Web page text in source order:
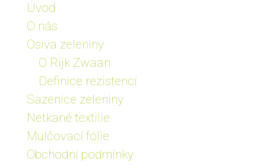
Úvod
O nás
Osiva zeleniny
O Rijk Zwaan
Definice rezistencí
Sazenice zeleniny
Netkané textilie
Mulčovací fólie
Obchodní podmínky